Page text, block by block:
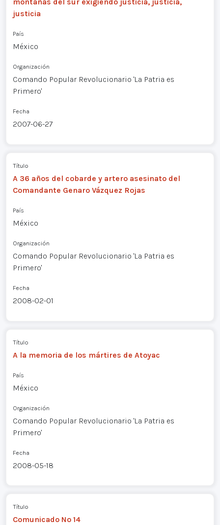
montañas del sur exigiendo justicia, justicia,
justicia
País
México
Organización
Comando Popular Revolucionario 'La Patria es
Primero'
Fecha
2007-06-27
Título
A 36 años del cobarde y artero asesinato del
Comandante Genaro Vázquez Rojas
País
México
Organización
Comando Popular Revolucionario 'La Patria es
Primero'
Fecha
2008-02-01
Título
A la memoria de los mártires de Atoyac
País
México
Organización
Comando Popular Revolucionario 'La Patria es
Primero'
Fecha
2008-05-18
Título
Comunicado Nº 14